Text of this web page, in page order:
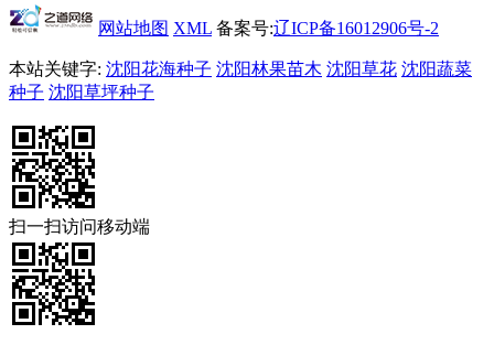
网站地图 XML 备案号:辽ICP备16012906号-2
本站关键字: 沈阳花海种子 沈阳林果苗木 沈阳草花 沈阳蔬菜
种子 沈阳草坪种子
扫一扫访问移动端